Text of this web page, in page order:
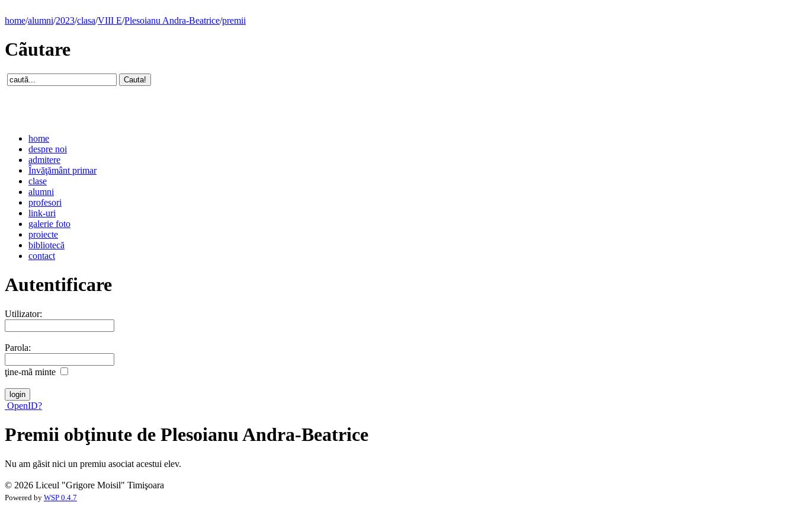
home/alumni/2023/clasa/VIII E/Plesoianu Andra-Beatrice/premii
Cãutare
home
despre noi
admitere
Învăţământ primar
clase
alumni
profesori
link-uri
galerie foto
proiecte
bibliotecă
contact
Autentificare
Utilizator:
Parola:
ţine-mã minte
OpenID?
Premii obţinute de Plesoianu Andra-Beatrice
Nu am gãsit nici un premiu asociat acestui elev.
© 2026 Liceul "Grigore Moisil" Timişoara
Powered by WSP 0.4.7